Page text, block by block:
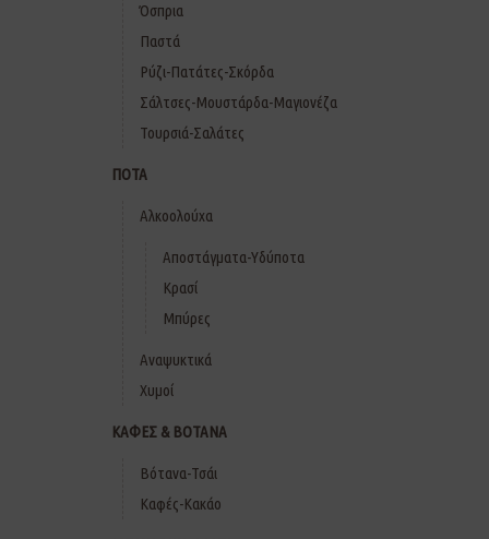
Όσπρια
Παστά
Ρύζι-Πατάτες-Σκόρδα
Σάλτσες-Μουστάρδα-Μαγιονέζα
Τουρσιά-Σαλάτες
ΠΟΤΑ
Αλκοολούχα
Αποστάγματα-Υδύποτα
Κρασί
Μπύρες
Αναψυκτικά
Χυμοί
ΚΑΦΕΣ & ΒΟΤΑΝΑ
Βότανα-Τσάι
Καφές-Κακάο